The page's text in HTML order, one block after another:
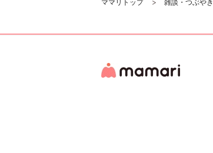
ママリトップ 雑談・つぶやき